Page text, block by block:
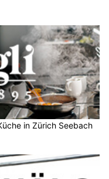
in Zürich Seebach